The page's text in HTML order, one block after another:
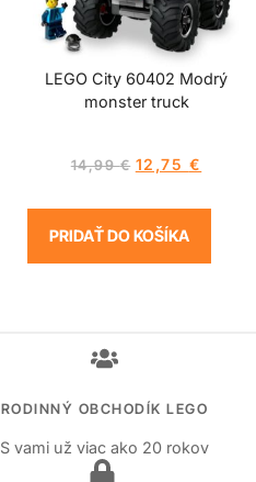
LEGO City 60402 Modrý
monster truck
14,99€ 12,75 €
PRIDAŤ DO KOŠÍKA
RODINNÝ OBCHODÍK LEGO
S vami už viac ako 20 rokov